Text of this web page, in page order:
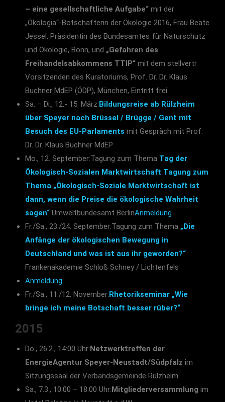
– eine gesellschaftliche Aufgabe“ mit der
„Ökologia“-Botschafterin der Ökologie 2016, Frau Beate
Jessel, Präsidentin des Bundesamtes für Naturschutz
und Ökologie, Bonn, und „Gefahren des
Freihandelsabkommens TTIP“ mit dem stellvertr.
Vorsitzenden des Kuratoriums, Prof. Dr. Dr. Klaus
Buchner MdEP (ÖDP), München, Eintritt frei
Sa. – Di., 12.- 15. März:Bildungsreise ab Rülzheim
über Speyer nach Brüssel / Brügge / Gent mit
Besuch des EU-Parlaments mit Gespräch mit Prof.
Dr. Dr. Klaus Buchner MdEP
Mo., 12. September:Tagung zum Thema Tag der
Ökologisch-Sozialen Marktwirtschaft Tagung zum
Thema „Ökologisch-Soziale Marktwirtschaft ist
dann, wenn die Preise die ökologische Wahrheit
sagen“ Umweltbundesamt BerlinAnmeldung
Fr./Sa., 23./24. September:Tagung zum Thema „Die
Anfänge der ökologischen Bewegung in
Deutschland und was ist aus ihr geworden?“
Frankenakademie Schloß Schney / Lichtenfels
Anmeldung
Fr./Sa., 11./12. November:Rhetorikseminar „Wie
bringe ich meine Botschaft besser rüber?“
2015
Do., 26.2., 14:00 Uhr:Netzwerktreffen der
EnergieAgentur Speyer-Neustadt/Südpfalz im
Sitzungssaal der Verbandsgemeinde Rülzheim
Sa., 7.3., 10:00 – 18:00 Uhr:Mitgliederversammlung im